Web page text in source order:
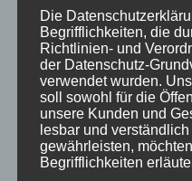
gut so, denn
wofür man aus
wäre schade. Es
machen, ist eine
Wie geht es Ihnen
Würden Sie gerne
Die
Begrifflichkeiten, die
Richtlinien- und
der Datenschutz-
verwendet wurden.
soll sowohl für die
unsere Kunden und
lesbar und
gewährleisten,
Begrifflichkeiten